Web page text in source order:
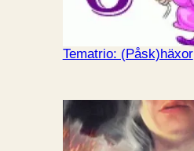
Tematrio: (Påsk)häxor